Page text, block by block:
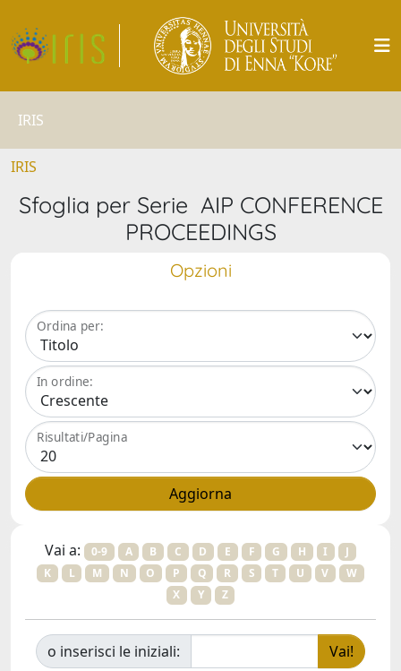
IRIS
IRIS
Sfoglia per Serie AIP CONFERENCE
PROCEEDINGS
Opzioni
Ordina per:
In ordine:
Risultati/Pagina
Vai a: 0-9 A B C D E F G H I
J
K
L M N O P Q R S T U V
W
X
Y Z
o inserisci le iniziali: